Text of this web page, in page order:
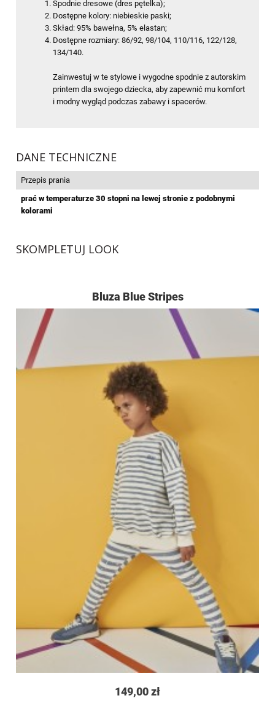
Spodnie dresowe (dres pętelka);
Dostępne kolory: niebieskie paski;
Skład: 95% bawełna, 5% elastan;
Dostępne rozmiary: 86/92, 98/104, 110/116, 122/128,
134/140.
Zainwestuj w te stylowe i wygodne spodnie z autorskim
printem dla swojego dziecka, aby zapewnić mu komfort
i modny wygląd podczas zabawy i spacerów.
DANE TECHNICZNE
Przepis prania
prać w temperaturze 30 stopni na lewej stronie z podobnymi
kolorami
SKOMPLETUJ LOOK
Bluza Blue Stripes
149,00 zł